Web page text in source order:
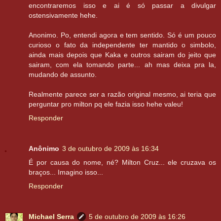
encontraremos isso e ai é só passar a divulgar
ostensivamente hehe.
Anonimo. Po, entendi agora e tem sentido. Só é um pouco
curioso o fato da independente ter mantido o simbolo,
ainda mais depois que Kaka e outros sairam do jeito que
sairam, com ela tomando parte... ah mas deixa pra la,
mudando de assunto.
Realmente parece ser a razão original mesmo, ai teria que
perguntar pro milton pq ele fazia isso hehe valeu!
Responder
Anônimo 3 de outubro de 2009 às 16:34
É por causa do nome, né? Milton Cruz... ele cruzava os
braços... Imagino isso...
Responder
Michael Serra
5 de outubro de 2009 às 16:26